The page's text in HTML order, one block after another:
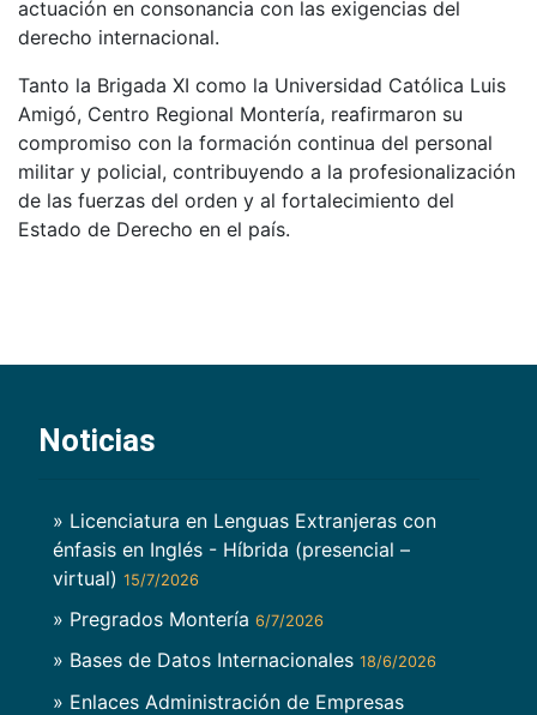
actuación en consonancia con las exigencias del
derecho internacional.
Tanto la Brigada XI como la Universidad Católica Luis
Amigó, Centro Regional Montería, reafirmaron su
compromiso con la formación continua del personal
militar y policial, contribuyendo a la profesionalización
de las fuerzas del orden y al fortalecimiento del
Estado de Derecho en el país.
Noticias
» Licenciatura en Lenguas Extranjeras con
énfasis en Inglés - Híbrida (presencial –
virtual) 15/7/2026
» Pregrados Montería 6/7/2026
» Bases de Datos Internacionales 18/6/2026
» Enlaces Administración de Empresas